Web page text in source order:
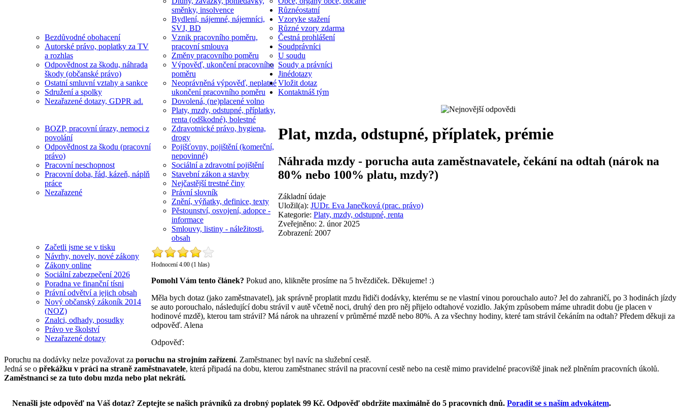
směnky, insolvence
Bydlení, nájemné, nájemníci,
SVJ, BD
Bezdůvodné obohacení
Autorské právo, poplatky za TV
a rozhlas
Odpovědnost za škodu, náhrada
škody (občanské právo)
Ostatní smluvní vztahy a sankce
Sdružení a spolky
Nezařazené dotazy, GDPR ad.
Vznik pracovního poměru,
pracovní smlouva
Změny pracovního poměru
Výpověď, ukončení pracovního
poměru
Neoprávněná výpověď, neplatné
ukončení pracovního poměru
Dovolená, (ne)placené volno
Platy, mzdy, odstupné, příplatky,
renta (odškodné), bolestné
BOZP, pracovní úrazy, nemoci z
povolání
Odpovědnost za škodu (pracovní
právo)
Pracovní neschopnost
Pracovní doba, řád, kázeň, náplň
práce
Nezařazené
Různéostatní
Zdravotnické právo, hygiena,
drogy
Pojišťovny, pojištění (komerční,
nepovinné)
Sociální a zdravotní pojištění
Stavební zákon a stavby
Nejčastější trestné činy
Právní slovník
Znění, výňatky, definice, texty
Pěstounství, osvojení, adopce -
informace
Smlouvy, listiny - náležitosti,
obsah
Začetli jsme se v tisku
Návrhy, novely, nové zákony
Zákony online
Sociální zabezpečení 2026
Poradna ve finanční tísni
Právní odvětví a jejich obsah
Nový občanský zákoník 2014
(NOZ)
Znalci, odhady, posudky
Právo ve školství
Nezařazené dotazy
Vzoryke stažení
Různé vzory zdarma
Čestná prohlášení
Soudprávníci
U soudu
Soudy a právníci
Jinédotazy
Vložit dotaz
Kontaktnáš tým
Plat, mzda, odstupné, příplatek, prémie
Náhrada mzdy - porucha auta zaměstnavatele, čekání na odtah (nárok na
80% nebo 100% platu, mzdy?)
Základní údaje
Uložil(a): JUDr. Eva Janečková (prac. právo)
Kategorie: Platy, mzdy, odstupné, renta
Zveřejněno: 2. únor 2025
Zobrazení: 2007
Hodnocení 4.00 (1 hlas)
Pomohl Vám tento článek? Pokud ano, klikněte prosíme na 5 hvězdiček. Děkujeme! :)
Měla bych dotaz (jako zaměstnavatel), jak správně proplatit mzdu řidiči dodávky, kterému se ne vlastní vinou porouchalo auto? Jel do zahraničí, po 3 hodinách jízdy
se auto porouchalo, následující dobu strávil v autě včetně noci, druhý den pro něj přijelo odtahové vozidlo. Jakým způsobem máme uhradit dobu (je placen v
hodinové mzdě), kterou tam strávil? Má nárok na uhrazení v průměrné mzdě nebo 80%. A za všechny hodiny, které tam strávil čekáním na odtah? Předem děkuji za
odpověď. Alena
Odpověď:
Poruchu na dodávky nelze považovat za poruchu na strojním zařízení. Zaměstnanec byl navíc na služební cestě.
Jedná se o překážku v práci na straně zaměstnavatele, která připadá na dobu, kterou zaměstnanec strávil na pracovní cestě nebo na cestě mimo pravidelné pracoviště jinak než plněním pracovních úkolů.
Zaměstnanci se za tuto dobu mzda nebo plat nekrátí.
Nenašli jste odpověď na Váš dotaz? Zeptejte se našich právníků za drobný poplatek 99 Kč. Odpověď obdržíte maximálně do 5 pracovních dnů. Poradit se s naším advokátem.